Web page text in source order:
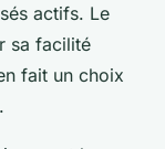
actifs. Le
sa facilité
fait un choix